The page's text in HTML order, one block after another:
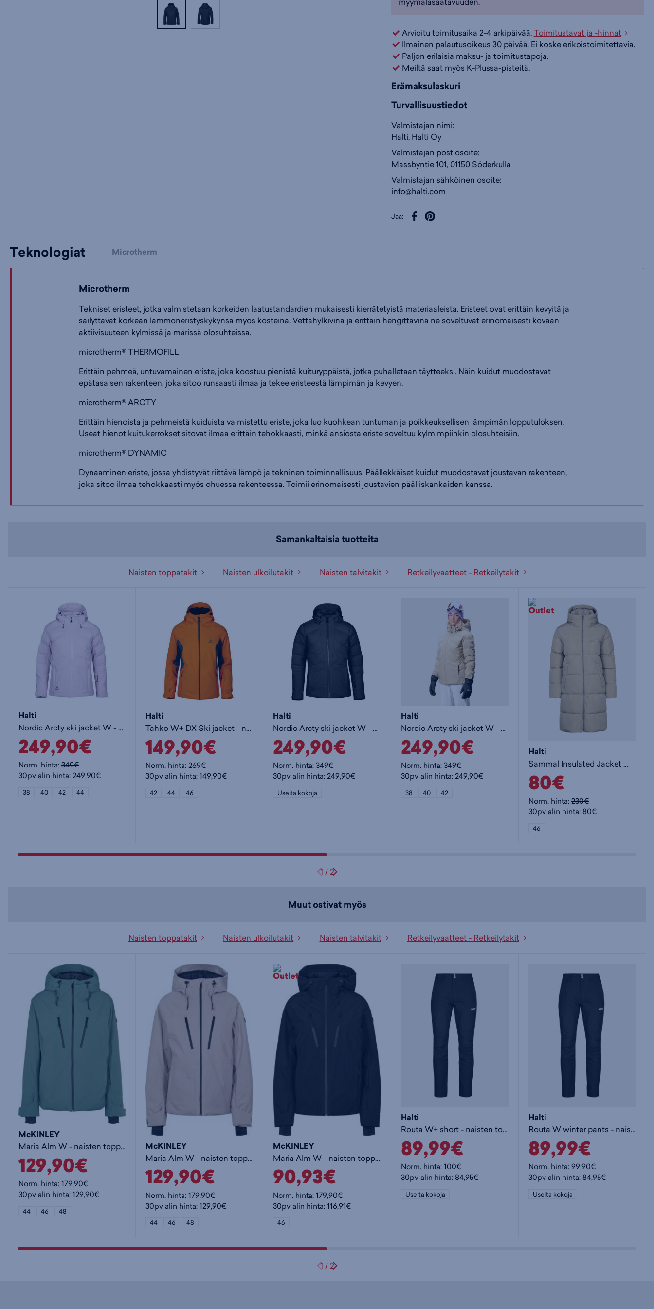
Väri: Musta(592593)
Arvioitu toimitusaika 2-4 arkipäivää.Toimitustavat ja -hinnat
Ilmainen palautusoikeus 30 päivää. Ei koske erikoistoimitettavia.
Paljon erilaisia maksu- ja toimitustapoja.
Meiltä saat myös K-Plussa-pisteitä.
Erämaksulaskuri
Turvallisuustiedot
Valmistajan nimi:
Halti, Halti Oy
Valmistajan postiosoite:
Massbyntie 101, 01150 Söderkulla
Valmistajan sähköinen osoite:
info@halti.com
Jaa:
Teknologiat Microtherm
Microtherm
Tekniset eristeet, jotka valmistetaan korkeiden laatustandardien mukaisesti kierrätetyistä materiaaleista. Eristeet ovat erittäin kevyitä ja
säilyttävät korkean lämmöneristyskykynsä myös kosteina. Vettähylkivinä ja erittäin hengittävinä ne soveltuvat erinomaisesti kovaan
aktiivisuuteen kylmissä ja märissä olosuhteissa.
microtherm® THERMOFILL
Erittäin pehmeä, untuvamainen eriste, joka koostuu pienistä kuituryppäistä, jotka puhalletaan täytteeksi. Näin kuidut muodostavat
epätasaisen rakenteen, joka sitoo runsaasti ilmaa ja tekee eristeestä lämpimän ja kevyen.
microtherm® ARCTY
Erittäin hienoista ja pehmeistä kuiduista valmistettu eriste, joka luo kuohkean tuntuman ja poikkeuksellisen lämpimän lopputuloksen.
Useat hienot kuitukerrokset sitovat ilmaa erittäin tehokkaasti, minkä ansiosta eriste soveltuu kylmimpiinkin olosuhteisiin.
microtherm® DYNAMIC
Dynaaminen eriste, jossa yhdistyvät riittävä lämpö ja tekninen toiminnallisuus. Päällekkäiset kuidut muodostavat joustavan rakenteen,
joka sitoo ilmaa tehokkaasti myös ohuessa rakenteessa. Toimii erinomaisesti joustavien päälliskankaiden kanssa.
Samankaltaisia tuotteita
Naisten toppatakit Naisten ulkoilutakit Naisten talvitakit Retkeilyvaatteet - Retkeilytakit
Halti
Nordic Arcty ski jacket W - naisten toppatakki
249,90€
Norm. hinta:349€
30pv alin hinta: 249,90€
38 40 42 44
Halti
Tahko W+ DX Ski jacket - naisten toppatakki
149,90€
Norm. hinta:269€
30pv alin hinta: 149,90€
42 44 46
Halti
Nordic Arcty ski jacket W - naisten toppatakki
249,90€
Norm. hinta:349€
30pv alin hinta: 249,90€
Useita kokoja
Halti
Nordic Arcty ski jacket W - naisten toppatakki
249,90€
Norm. hinta:349€
30pv alin hinta: 249,90€
38 40 42
Halti
Sammal Insulated Jacket W+ - naisten toppatakki
80€
Norm. hinta:230€
30pv alin hinta: 80€
46
1 / 2
Muut ostivat myös
Naisten toppatakit Naisten ulkoilutakit Naisten talvitakit Retkeilyvaatteet - Retkeilytakit
McKINLEY
Maria Alm W - naisten toppatakki
129,90€
Norm. hinta:179,90€
30pv alin hinta: 129,90€
44 46 48
McKINLEY
Maria Alm W - naisten toppatakki
129,90€
Norm. hinta:179,90€
30pv alin hinta: 129,90€
44 46 48
McKINLEY
Maria Alm W - naisten toppatakki
90,93€
Norm. hinta:179,90€
30pv alin hinta: 116,91€
46
Halti
Routa W+ short - naisten toppahousut
89,99€
Norm. hinta:100€
30pv alin hinta: 84,95€
Useita kokoja
Halti
Routa W winter pants - naisten toppahousut
89,99€
Norm. hinta:99,90€
30pv alin hinta: 84,95€
Useita kokoja
1 / 2